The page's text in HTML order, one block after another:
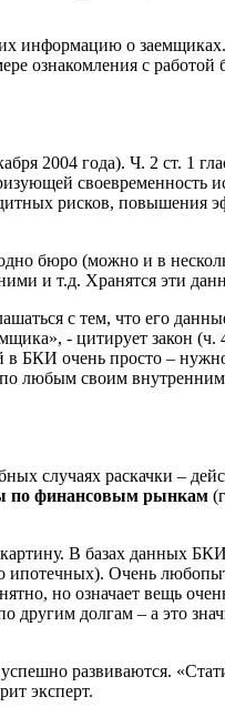
информацию о
ознакомления с
2004 года). Ч. 2 ст. 1
своевременность
рисков, повышения
бюро (можно и в
и т.д. Хранятся эти
с тем, что его
- цитирует закон (ч.
в БКИ очень просто –
любым своим
случаях раскачки –
по финансовым рынкам
В базах данных
Очень
но означает вещь
долгам – а это
развиваются.
эксперт.